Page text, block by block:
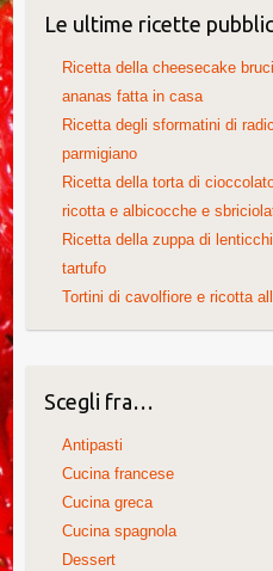
Le ultime ricette
Ricetta della cheesecake
ananas fatta in casa
Ricetta degli sformatini di
parmigiano
Ricetta della torta di
ricotta e albicocche e
Ricetta della zuppa di
tartufo
Tortini di cavolfiore e ricotta
Scegli fra…
Antipasti
Cucina francese
Cucina greca
Cucina spagnola
Dessert